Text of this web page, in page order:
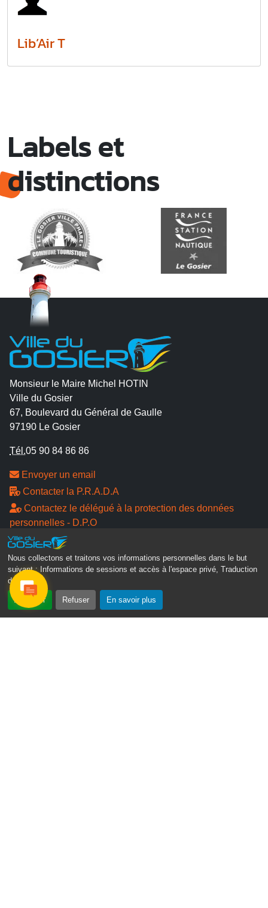
Nous collectons et traitons vos informations personnelles dans le but
suivant :
Informations de sessions et accès à l'espace privé, Traduction
des pages .
Accepter Refuser En savoir plus
Lib’Air T
Labels et
distinctions
Monsieur le Maire Michel HOTIN
Ville du Gosier
67, Boulevard du Général de Gaulle
97190 Le Gosier
Tél.05 90 84 86 86
Envoyer un email
Contacter la P.R.A.D.A
Contactez le délégué à la protection des données
personnelles - D.P.O
Suivez-nous